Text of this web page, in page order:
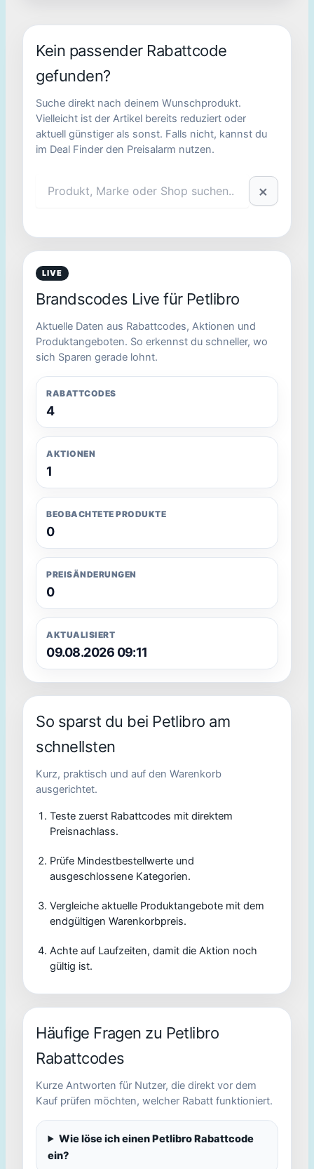
Kein passender Rabattcode
gefunden?
Suche direkt nach deinem Wunschprodukt.
Vielleicht ist der Artikel bereits reduziert oder
aktuell günstiger als sonst. Falls nicht, kannst du
im Deal Finder den Preisalarm nutzen.
×
LIVE
Brandscodes Live für Petlibro
Aktuelle Daten aus Rabattcodes, Aktionen und
Produktangeboten. So erkennst du schneller, wo
sich Sparen gerade lohnt.
RABATTCODES
4
AKTIONEN
1
BEOBACHTETE PRODUKTE
0
PREISÄNDERUNGEN
0
AKTUALISIERT
09.08.2026 09:11
So sparst du bei Petlibro am
schnellsten
Kurz, praktisch und auf den Warenkorb
ausgerichtet.
Teste zuerst Rabattcodes mit direktem
Preisnachlass.
Prüfe Mindestbestellwerte und
ausgeschlossene Kategorien.
Vergleiche aktuelle Produktangebote mit dem
endgültigen Warenkorbpreis.
Achte auf Laufzeiten, damit die Aktion noch
gültig ist.
Häufige Fragen zu Petlibro
Rabattcodes
Kurze Antworten für Nutzer, die direkt vor dem
Kauf prüfen möchten, welcher Rabatt funktioniert.
Wie löse ich einen Petlibro Rabattcode
ein?